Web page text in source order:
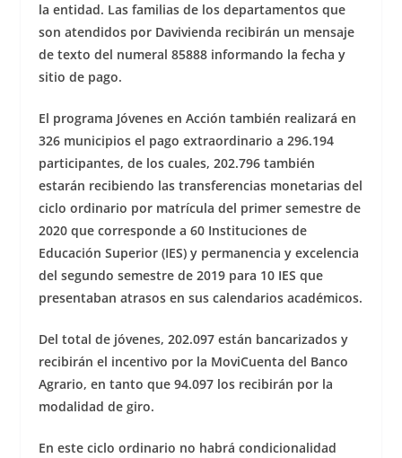
la entidad. Las familias de los departamentos que
son atendidos por Davivienda recibirán un mensaje
de texto del numeral 85888 informando la fecha y
sitio de pago.
El programa Jóvenes en Acción también realizará en
326 municipios el pago extraordinario a 296.194
participantes, de los cuales, 202.796 también
estarán recibiendo las transferencias monetarias del
ciclo ordinario por matrícula del primer semestre de
2020 que corresponde a 60 Instituciones de
Educación Superior (IES) y permanencia y excelencia
del segundo semestre de 2019 para 10 IES que
presentaban atrasos en sus calendarios académicos.
Del total de jóvenes, 202.097 están bancarizados y
recibirán el incentivo por la MoviCuenta del Banco
Agrario, en tanto que 94.097 los recibirán por la
modalidad de giro.
En este ciclo ordinario no habrá condicionalidad